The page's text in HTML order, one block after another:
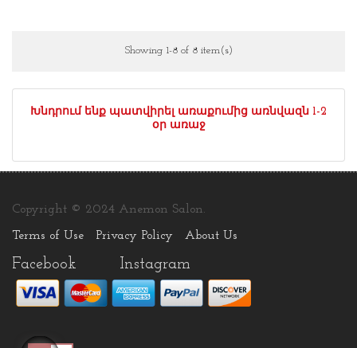
Showing 1-8 of 8 item(s)
Խնդրում ենք պատվիրել առաքումից առնվազն 1-2
օր առաջ
Copyright © 2024 Anemon Salon.
Terms of Use Privacy Policy About Us
Facebook Instagram